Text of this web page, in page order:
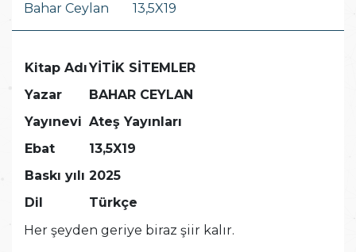
Bahar Ceylan 13,5X19
Kitap AdıYİTİK SİTEMLER
Yazar
BAHAR CEYLAN
Yayınevi Ateş Yayınları
Ebat
13,5X19
Baskı yılı 2025
Dil
Türkçe
Her şeyden geriye biraz şiir kalır.